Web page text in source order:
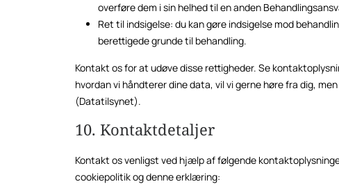
overføre dem i sin helhed til en anden
Ret til indsigelse: du kan gøre indsigelse mod
berettigede grunde til behandling.
Kontakt os for at udøve disse rettigheder. Se
hvordan vi håndterer dine data, vil vi gerne høre fra dig,
(Datatilsynet).
10. Kontaktdetaljer
Kontakt os venligst ved hjælp af følgende
cookiepolitik og denne erklæring: